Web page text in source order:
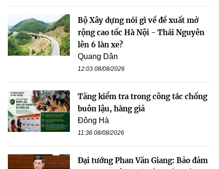
Bộ Xây dựng nói gì về đề xuất mở
rộng cao tốc Hà Nội - Thái Nguyên
lên 6 làn xe?
Quang Dân
12:03 08/08/2026
Tăng kiểm tra trong công tác chống
buôn lậu, hàng giả
Đông Hà
11:36 08/08/2026
Đại tướng Phan Văn Giang: Bảo đảm